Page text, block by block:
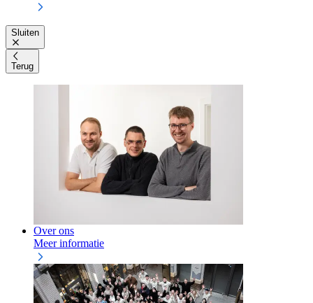
Sluiten
Terug
Over ons
Meer informatie